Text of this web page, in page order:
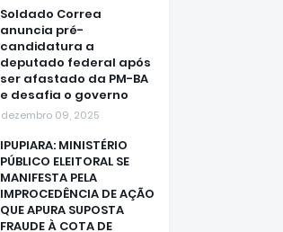
anuncia pré-
candidatura a
deputado federal após
ser afastado da PM-BA
e desafia o governo
dezembro 09, 2025
IPUPIARA: MINISTÉRIO
PÚBLICO ELEITORAL SE
MANIFESTA PELA
IMPROCEDÊNCIA DE AÇÃO
QUE APURA SUPOSTA
FRAUDE À COTA DE
GÊNERO